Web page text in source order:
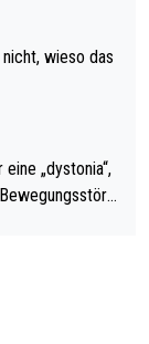
Luke Little
Media GvV p
mal gegen Ric
wieso das
„dystonia“,